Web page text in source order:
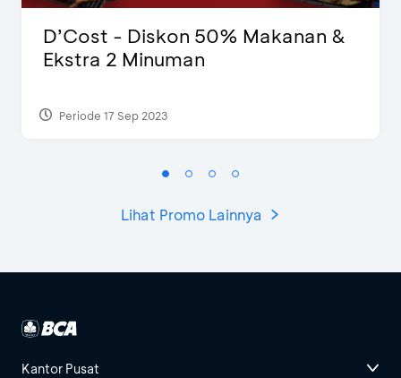
D’Cost - Diskon 50% Makanan &
Ekstra 2 Minuman
Periode 17 Sep 2023
Lihat Promo Lainnya
Kantor Pusat